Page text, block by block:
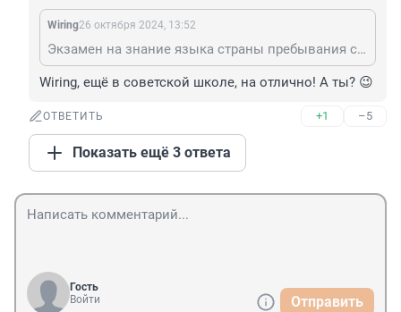
Wiring26 октября 2024, 13:52
Экзамен на знание языка страны пребывания сдавал?
Wiring, ещё в советской школе, на отлично! А ты? 😉
ОТВЕТИТЬ +1 –5
Показать ещё 3 ответа
Гость
Войти
Отправить